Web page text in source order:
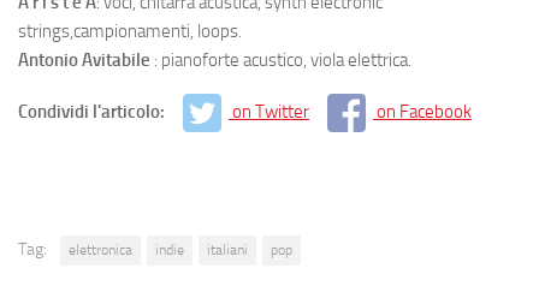
strings,campionamenti, loops.
Antonio Avitabile : pianoforte acustico, viola elettrica.
Condividi l'articolo: on Twitter on Facebook
Tag: elettronica indie italiani pop